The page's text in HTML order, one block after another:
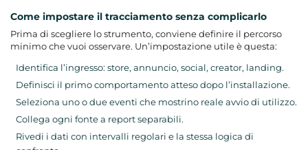
Come impostare il tracciamento senza complicarlo
Prima di scegliere lo strumento, conviene definire il percorso
minimo che vuoi osservare. Un’impostazione utile è questa:
Identifica l’ingresso: store, annuncio, social, creator, landing.
Definisci il primo comportamento atteso dopo l’installazione.
Seleziona uno o due eventi che mostrino reale avvio di utilizzo.
Collega ogni fonte a report separabili.
Rivedi i dati con intervalli regolari e la stessa logica di